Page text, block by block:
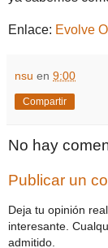
Enlace: Evolve
nsu en 9:00
Compartir
No hay
Publicar un
Deja tu opinión
interesante.
admitido.